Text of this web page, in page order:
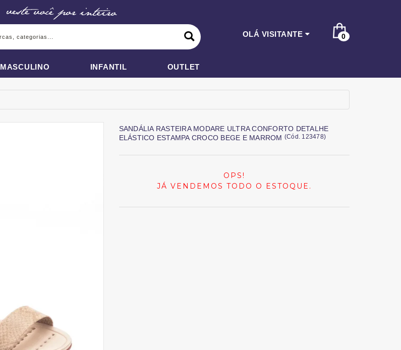
OLÁ VISITANTE 0
MASCULINO INFANTIL OUTLET
SANDÁLIA RASTEIRA MODARE ULTRA CONFORTO DETALHE
ELÁSTICO ESTAMPA CROCO BEGE E MARROM (Cód. 123478)
OPS!
JÁ VENDEMOS TODO O ESTOQUE.